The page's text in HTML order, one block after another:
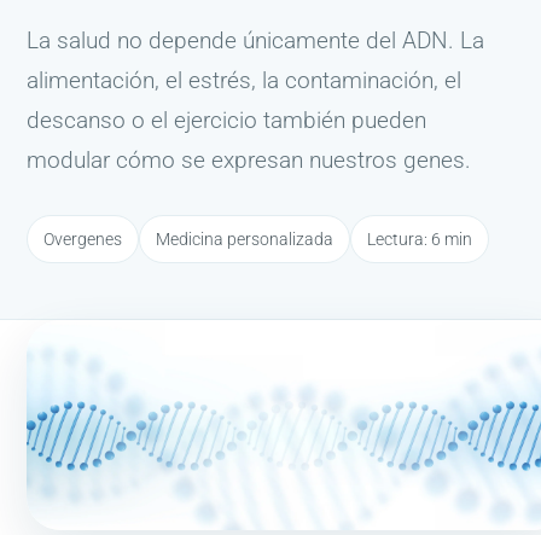
La salud no depende únicamente del ADN. La
alimentación, el estrés, la contaminación, el
descanso o el ejercicio también pueden
modular cómo se expresan nuestros genes.
Overgenes Medicina personalizada Lectura: 6 min